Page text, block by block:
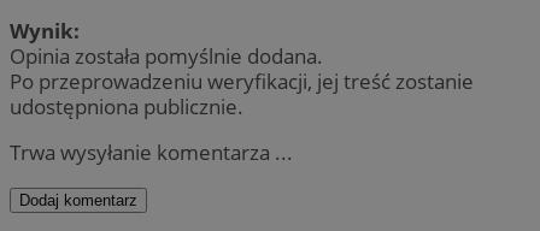
Wynik:
Opinia została pomyślnie dodana.
Po przeprowadzeniu weryfikacji, jej treść zostanie
udostępniona publicznie.
Trwa wysyłanie komentarza ...
Dodaj komentarz